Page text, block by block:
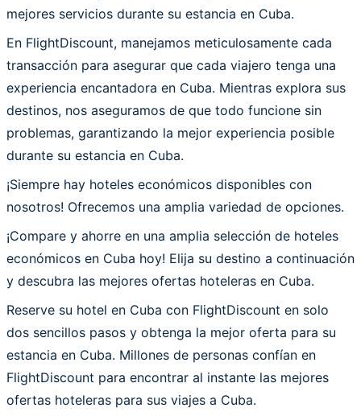
mejores servicios durante su estancia en Cuba.
En FlightDiscount, manejamos meticulosamente cada
transacción para asegurar que cada viajero tenga una
experiencia encantadora en Cuba. Mientras explora sus
destinos, nos aseguramos de que todo funcione sin
problemas, garantizando la mejor experiencia posible
durante su estancia en Cuba.
¡Siempre hay hoteles económicos disponibles con
nosotros! Ofrecemos una amplia variedad de opciones.
¡Compare y ahorre en una amplia selección de hoteles
económicos en Cuba hoy! Elija su destino a continuación
y descubra las mejores ofertas hoteleras en Cuba.
Reserve su hotel en Cuba con FlightDiscount en solo
dos sencillos pasos y obtenga la mejor oferta para su
estancia en Cuba. Millones de personas confían en
FlightDiscount para encontrar al instante las mejores
ofertas hoteleras para sus viajes a Cuba.